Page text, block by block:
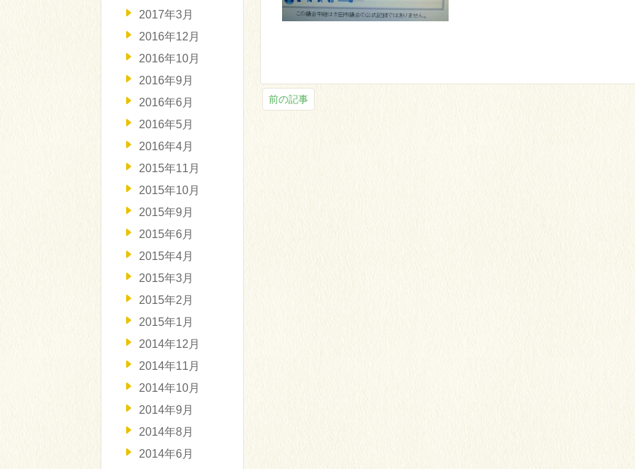
前の記事
2017年3月
2016年12月
2016年10月
2016年9月
2016年6月
2016年5月
2016年4月
2015年11月
2015年10月
2015年9月
2015年6月
2015年4月
2015年3月
2015年2月
2015年1月
2014年12月
2014年11月
2014年10月
2014年9月
2014年8月
2014年6月